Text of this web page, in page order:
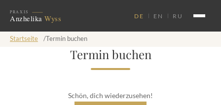
DE EN RU
Startseite /Termin buchen
Termin buchen
Schön, dich wiederzusehen!